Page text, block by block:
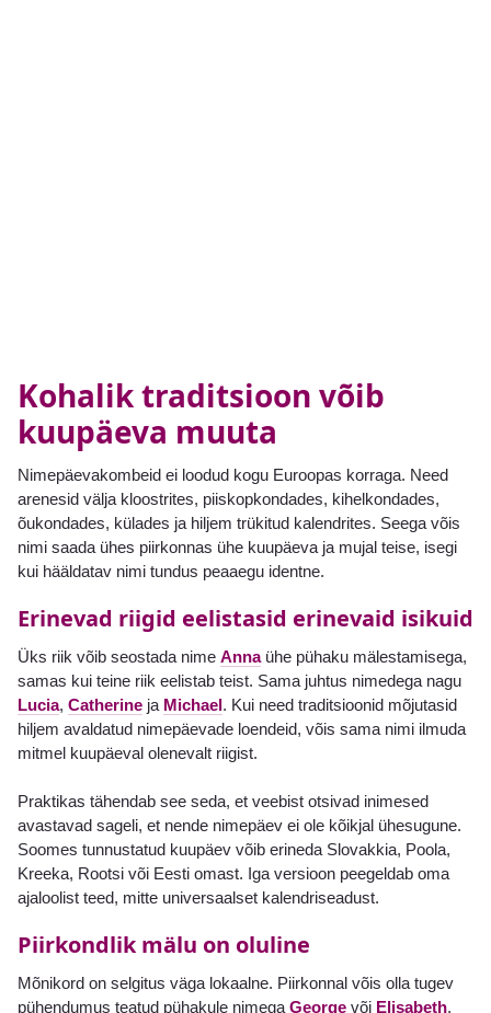
Kohalik traditsioon võib
kuupäeva muuta
Nimepäevakombeid ei loodud kogu Euroopas korraga. Need
arenesid välja kloostrites, piiskopkondades, kihelkondades,
õukondades, külades ja hiljem trükitud kalendrites. Seega võis
nimi saada ühes piirkonnas ühe kuupäeva ja mujal teise, isegi
kui hääldatav nimi tundus peaaegu identne.
Erinevad riigid eelistasid erinevaid isikuid
Üks riik võib seostada nime Annaühe pühaku mälestamisega,
samas kui teine riik eelistab teist. Sama juhtus nimedega nagu
Lucia, Catherine ja Michael . Kui need traditsioonid mõjutasid
hiljem avaldatud nimepäevade loendeid, võis sama nimi ilmuda
mitmel kuupäeval olenevalt riigist.
Praktikas tähendab see seda, et veebist otsivad inimesed
avastavad sageli, et nende nimepäev ei ole kõikjal ühesugune.
Soomes tunnustatud kuupäev võib erineda Slovakkia, Poola,
Kreeka, Rootsi või Eesti omast. Iga versioon peegeldab oma
ajaloolist teed, mitte universaalset kalendriseadust.
Piirkondlik mälu on oluline
Mõnikord on selgitus väga lokaalne. Piirkonnal võis olla tugev
pühendumus teatud pühakule nimegaGeorge või Elisabeth,